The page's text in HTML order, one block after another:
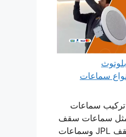
انواع سماعات
سماعات
مثل سماعات سقف
بلوتوث وسماعات سقف JPL وسماعات